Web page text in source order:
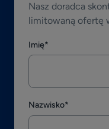
Nasz doradca
limitowaną ofertę
Imię*
Nazwisko*